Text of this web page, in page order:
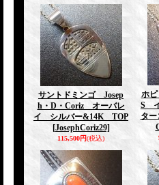
サントドミンゴ Josep
h・D・Coriz オーバレ
イ シルバー&14K TOP
[JosephCoriz29]
115,500円(税込)
ホ
S
タ